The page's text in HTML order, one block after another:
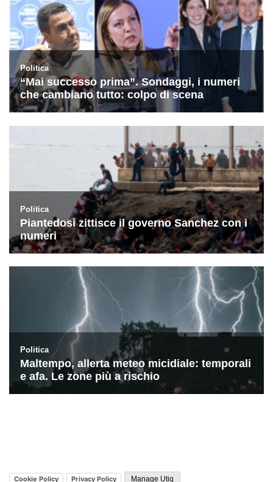
Cookie Policy Privacy Policy Manage Utiq